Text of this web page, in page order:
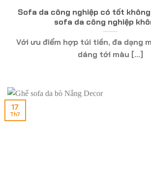
Sofa da công nghiệp có tốt
sofa da công nghiệp
Với ưu điểm hợp túi tiền, đa dạng
dáng tới màu [...]
17
Th7